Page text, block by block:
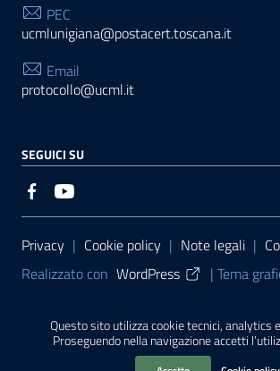
Questo sito utilizza cookie tecnici, analytics
Proseguendo nella navigazione accetti
PEC
ucmlunigiana@postacert.toscana.it
Email
protocollo@ucml.it
SEGUICI SU
Sezione Link Utili
Privacy | Cookie policy | Note legali |
Realizzato con WordPress | Tema
Sito finanziato con L. 145/2018 della